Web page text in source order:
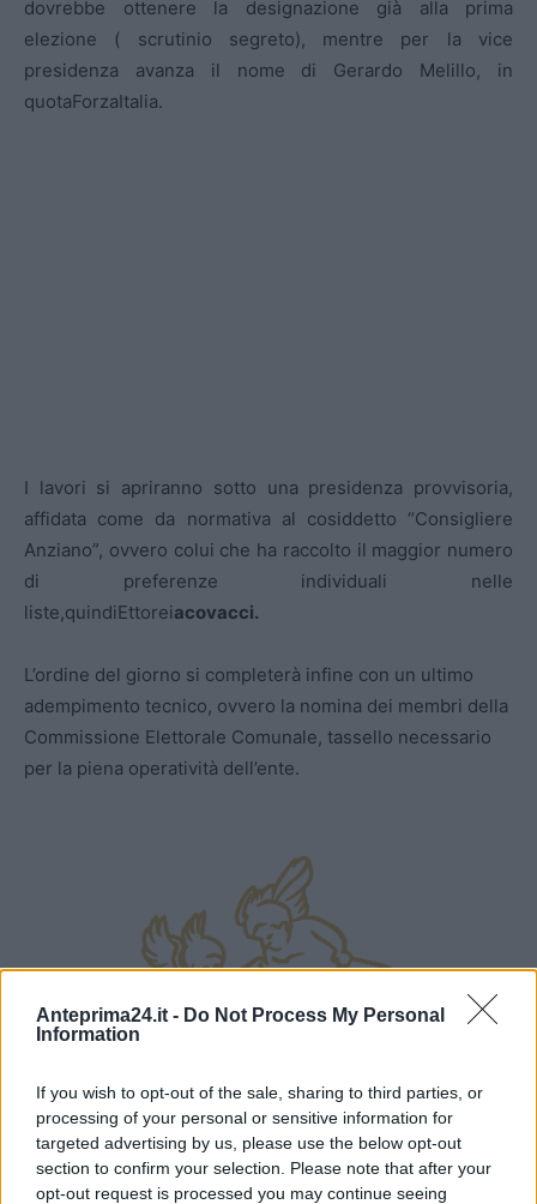
Anteprima24.it - Do Not Process My Personal
Information
If you wish to opt-out of the sale, sharing to third parties, or
processing of your personal or sensitive information for
targeted advertising by us, please use the below opt-out
section to confirm your selection. Please note that after your
opt-out request is processed you may continue seeing
dovrebbe ottenere la designazione già alla prima
elezione ( scrutinio segreto), mentre per la vice
presidenza avanza il nome di Gerardo Melillo, in
quotaForzaItalia.
I lavori si apriranno sotto una presidenza provvisoria,
affidata come da normativa al cosiddetto “Consigliere
Anziano”, ovvero colui che ha raccolto il maggior numero
di preferenze individuali nelle
liste,quindiEttoreiacovacci.
L’ordine del giorno si completerà infine con un ultimo
adempimento tecnico, ovvero la nomina dei membri della
Commissione Elettorale Comunale, tassello necessario
per la piena operatività dell’ente.